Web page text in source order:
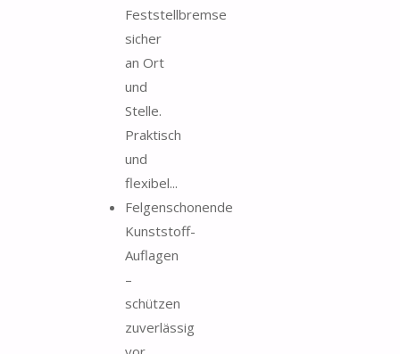
Feststellbremse
sicher
an Ort
und
Stelle.
Praktisch
und
flexibel...
Felgenschonende
Kunststoff-
Auflagen
–
schützen
zuverlässig